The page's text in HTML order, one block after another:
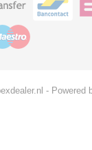
- Powered